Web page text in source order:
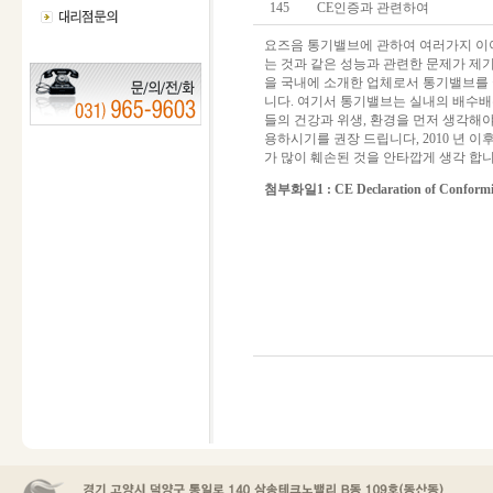
145 CE인증과 관련하여
요즈음 통기밸브에 관하여 여러가지
는 것과 같은 성능과 관련한 문제가 제
을 국내에 소개한 업체로서 통기밸브
니다. 여기서 통기밸브는 실내의 배수
들의 건강과 위생, 환경을 먼저 생각해
용하시기를 권장 드립니다, 2010 년 이
가 많이 훼손된 것을 안타깝게 생각 합
첨부화일1 : CE Declaration of